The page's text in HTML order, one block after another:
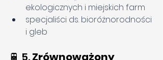
ekologicznych i miejskich farm
specjaliści ds. bioróżnorodności
i gleb
🚆 5. Zrównoważony